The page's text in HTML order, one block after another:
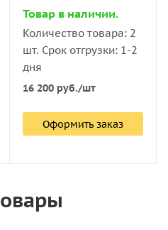
Товар в наличии.
Количество товара: 2
шт. Срок отгрузки: 1-2
дня
16 200руб./шт
Оформить заказ